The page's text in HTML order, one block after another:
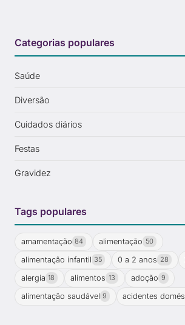
Categorias populares
Saúde
Diversão
Cuidados diários
Festas
Gravidez
Tags populares
amamentação 84 alimentação 50
alimentação infantil 35 0 a 2 anos 28
alergia 18 alimentos 13 adoção 9
alimentação saudável 9 acidentes